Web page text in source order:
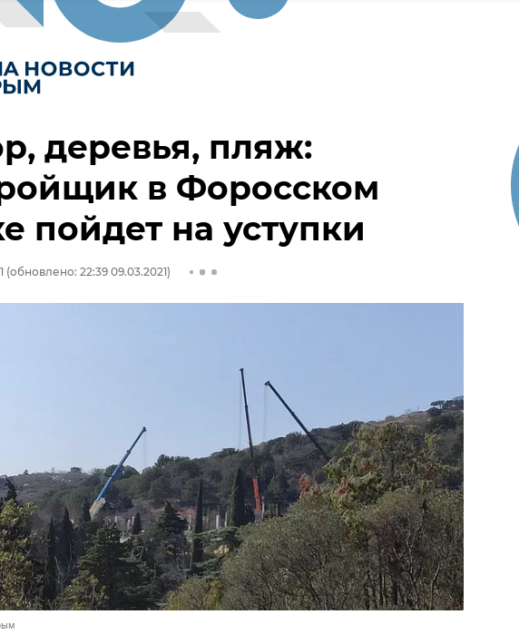
деревья, пляж:
в Форосском
пойдет на уступки
(обновлено: 22:39 09.03.2021)